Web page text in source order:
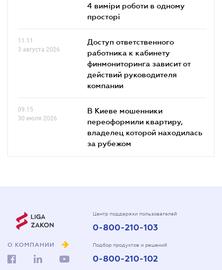
4 виміри роботи в одному
просторі
11.11
3 августа 2026
Доступ ответственного
работника к кабинету
финмониторинга зависит от
действий руководителя
компании
09.15
30 июля 2026
В Киеве мошенники
переоформили квартиру,
владелец которой находилась
за рубежом
О КОМПАНИИ
Центр поддержки пользователей
0-800-210-103
Подбор продуктов и решений
0-800-210-102